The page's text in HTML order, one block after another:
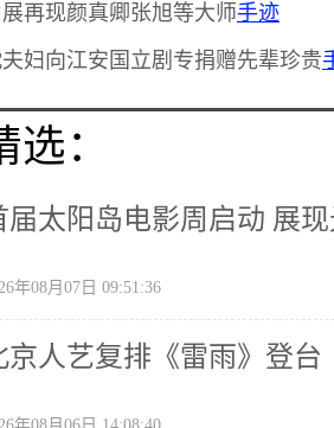
再现颜真卿张旭等大师手迹
妇向江安国立剧专捐赠先辈珍贵
：
届太阳岛电影周启动 展
年08月07日 09:51:36
京人艺复排《雷雨》登台